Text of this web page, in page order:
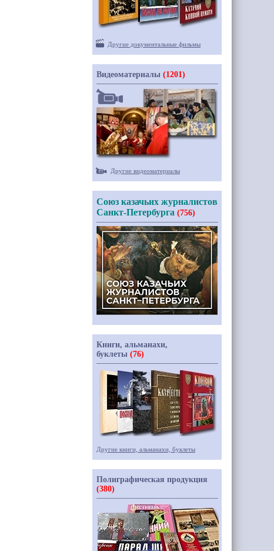
Другие документальные фильмы
Видеоматериалы (1201)
Другие видеоматериалы
Союз казачьих журналистов
Санкт-Петербурга (756)
Книги, альманахи,
буклеты (76)
Другие книги, альманахи, буклеты
Полиграфическая продукция
(380)